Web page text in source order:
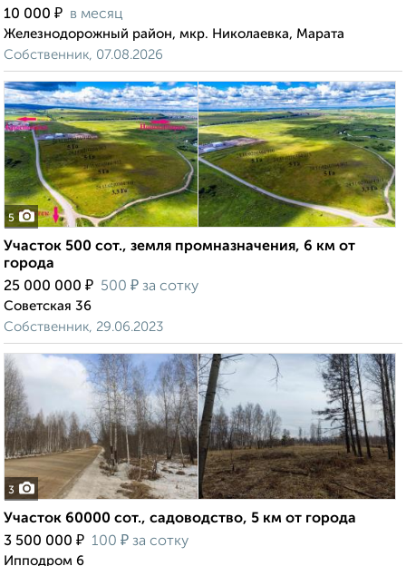
10 000 ₽ в месяц
Железнодорожный район, мкр. Николаевка, Марата
Собственник, 07.08.2026
5
Участок 500 сот., земля промназначения, 6 км от
города
25 000 000 ₽ 500 ₽ за сотку
Советская 36
Собственник, 29.06.2023
3
Участок 60000 сот., садоводство, 5 км от города
3 500 000 ₽ 100 ₽ за сотку
Ипподром 6